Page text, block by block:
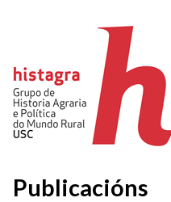
Publicacións